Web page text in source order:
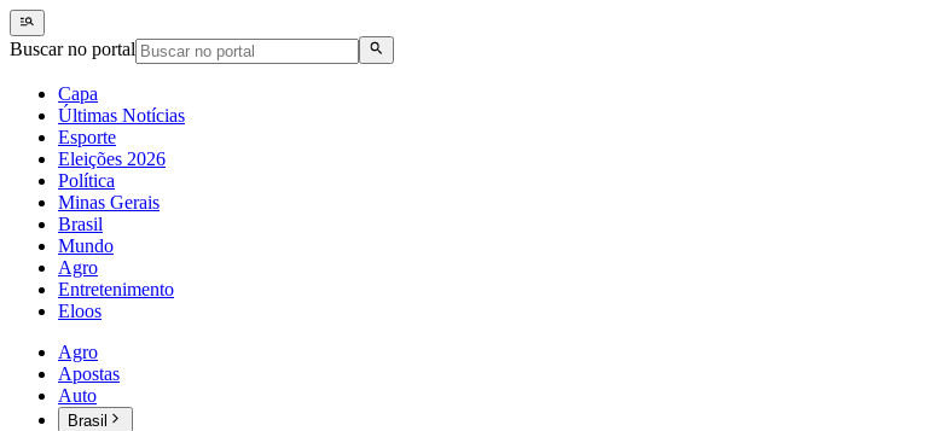
Buscar no portal
Capa
Últimas Notícias
Esporte
Eleições 2026
Política
Minas Gerais
Brasil
Mundo
Agro
Entretenimento
Eloos
Agro
Apostas
Auto
Brasil